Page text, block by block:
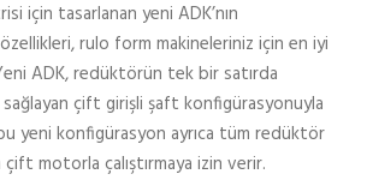
için tasarlanan yeni ADK’nın
özellikleri, rulo form makineleriniz için en iyi
ADK, redüktörün tek bir satırda
çift girişli şaft konfigürasyonuyla
bu yeni konfigürasyon ayrıca tüm redüktör
motorla çalıştırmaya izin verir.